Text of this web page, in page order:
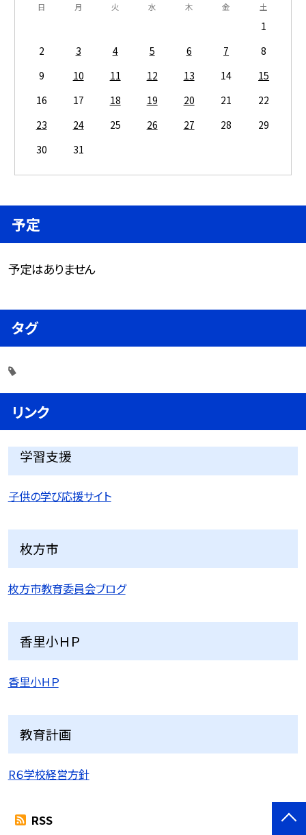
日 月 火 水 木 金 土
1
2
3 4 5 6 7
8
9
10 11 12 13 14
15
16
17 18 19 20 21
22
23
24 25 26 27 28
29
30
31
予定
予定はありません
タグ
リンク
学習支援
子供の学び応援サイト
枚方市
枚方市教育委員会ブログ
香里小ＨＰ
香里小ＨＰ
教育計画
R６学校経営方針
RSS